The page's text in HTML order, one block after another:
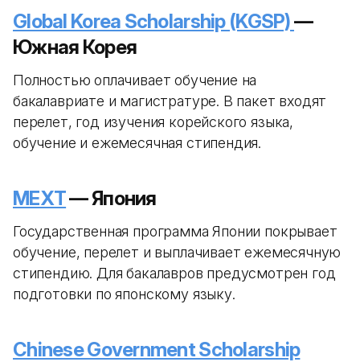
Global Korea Scholarship (KGSP)—
Южная Корея
Полностью оплачивает обучение на
бакалавриате и магистратуре. В пакет входят
перелет, год изучения корейского языка,
обучение и ежемесячная стипендия.
MEXT— Япония
Государственная программа Японии покрывает
обучение, перелет и выплачивает ежемесячную
стипендию. Для бакалавров предусмотрен год
подготовки по японскому языку.
Chinese Government Scholarship